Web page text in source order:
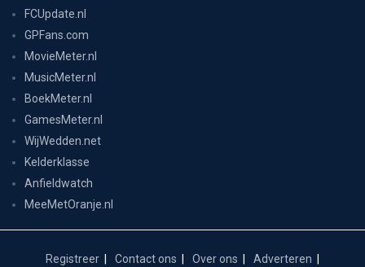
FCUpdate.nl
GPFans.com
MovieMeter.nl
MusicMeter.nl
BoekMeter.nl
GamesMeter.nl
WijWedden.net
Kelderklasse
Anfieldwatch
MeeMetOranje.nl
Registreer Contact ons Over ons Adverteren